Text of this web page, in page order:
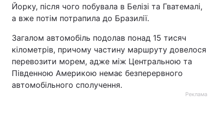
Йорку, після чого побувала в Белізі та Гватемалі,
а вже потім потрапила до Бразилії.
Загалом автомобіль подолав понад 15 тисяч
кілометрів, причому частину маршруту довелося
перевозити морем, адже між Центральною та
Південною Америкою немає безперервного
автомобільного сполучення.
Реклама